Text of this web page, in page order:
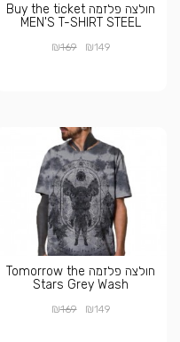
חולצה פלזמה Buy the ticket
MEN'S T-SHIRT STEEL
₪149
₪169
חולצה פלזמה Tomorrow the
Stars Grey Wash
₪149
₪169